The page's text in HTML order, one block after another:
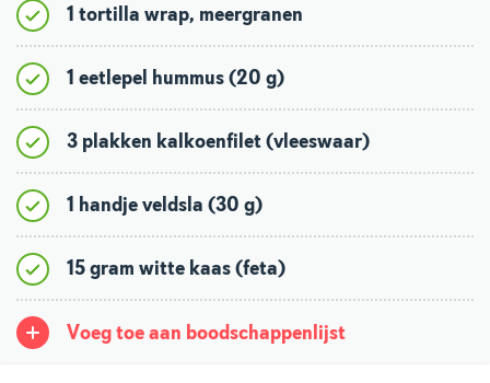
1 tortilla wrap, meergranen
1 eetlepel hummus (20 g)
3 plakken kalkoenfilet (vleeswaar)
1 handje veldsla (30 g)
15 gram witte kaas (feta)
Voeg toe aan boodschappenlijst